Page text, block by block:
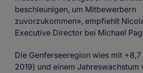
beschleunigen, um Mitbewerbern
zuvorzukommen», empfiehlt
Executive Director bei Michael
Die Genferseeregion wies mit
2019) und einem Jahreswachstum